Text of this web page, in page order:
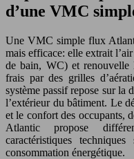
d’une VMC
Une VMC simple flux
mais efficace: elle extrait
de bain, WC) et renouvelle
frais par des grilles
système passif repose sur la
l’extérieur du bâtiment. Le
et le confort des occupants,
Atlantic propose
caractéristiques
consommation énergétique.